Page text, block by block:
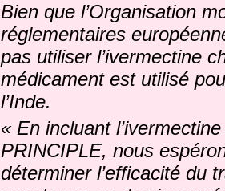
Bien que l’Organisation
réglementaires
pas utiliser l’ivermectine
médicament est utilisé
l’Inde.
« En incluant
PRINCIPLE, nous
déterminer l’efficacité du